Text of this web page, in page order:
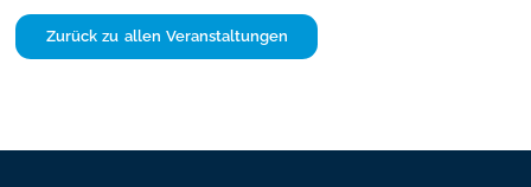
Zurück zu allen Veranstaltungen